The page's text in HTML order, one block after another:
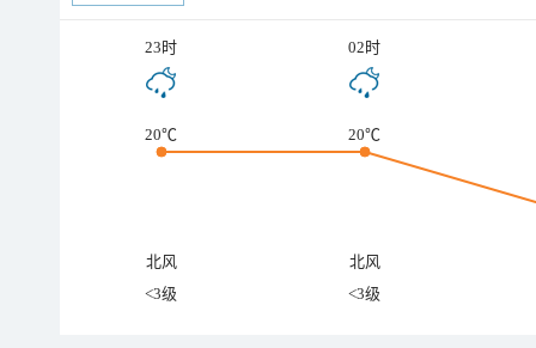
23时 02时
20℃ 20℃
北风
北风
<3级
<3级